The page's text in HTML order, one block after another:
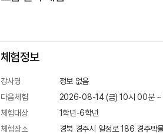
체험정보
강사명
정보 없음
다음체험
2026-08-14 (금) 10시 00분~
체험대상
1학년-6학년
체험장소
경북 경주시 일정로 186 경주박